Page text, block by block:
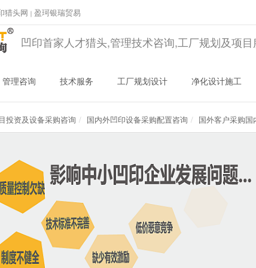
猎头网 ｜ 盈珂银瑞贸易
凹印首家人才猎头,管理技术咨询,工厂规划及项目
管理咨询 技术服务 工厂规划设计 净化设计施工
投资及设备采购咨询 国内外凹印设备采购配置咨询 国外客户采购国